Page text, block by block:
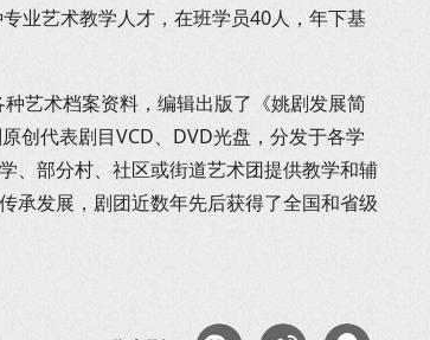
业艺术教学人才，在班学员40人，年下基
艺术档案资料，编辑出版了《姚剧发展简
创代表剧目VCD、DVD光盘，分发于各学
、部分村、社区或街道艺术团提供教学和辅
承发展，剧团近数年先后获得了全国和省级